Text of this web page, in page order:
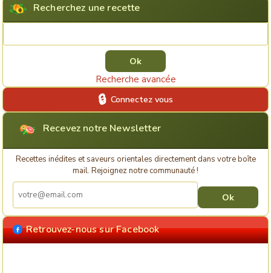
Recherchez une recette
Recherche avancée
Connectez vous
Recevez notre Newsletter
Recettes inédites et saveurs orientales directement dans votre boîte
mail. Rejoignez notre communauté !
Retrouvez-nous sur Facebook